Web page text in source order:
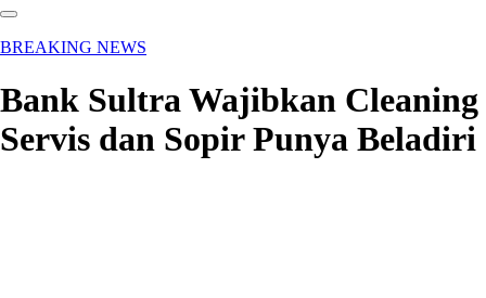
BREAKING NEWS
Bank Sultra Wajibkan Cleaning
Servis dan Sopir Punya Beladiri